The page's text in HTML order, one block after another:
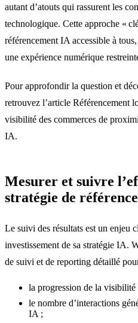
autant d’atouts qui rassurent les
technologique. Cette approche «
référencement IA accessible à
une expérience numérique
Pour approfondir la question et
retrouvez l’article Référencement
visibilité des commerces de
IA.
Mesurer et suivre
stratégie de
Le suivi des résultats est un enjeu
investissement de sa stratégie IA.
de suivi et de reporting détaillé
la progression de la visibilité
le nombre d’interactions
IA ;